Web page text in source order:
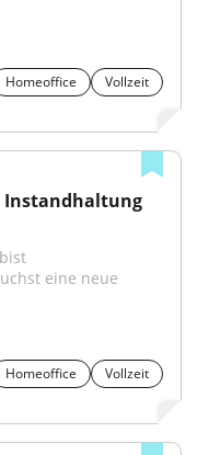
Homeoffice
Vollzeit
eine neue
Homeoffice
Vollzeit